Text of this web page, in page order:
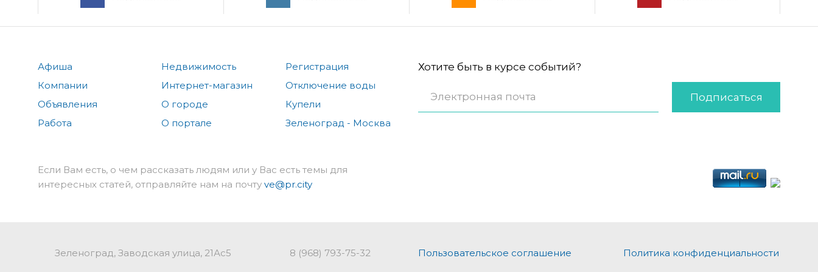
Афиша
Компании
Объявления
Работа
Недвижимость
Интернет-магазин
О городе
О портале
Регистрация
Отключение воды
Купели
Зеленоград - Москва
Хотите быть в курсе событий?
Подписаться
Если Вам есть, о чем рассказать людям или у Вас есть темы для
интересных статей, отправляйте нам на почту ve@pr.city
Зеленоград, Заводская улица, 21Ас5 8 (968) 793-75-32 Пользовательское соглашение Политика конфиденциальности